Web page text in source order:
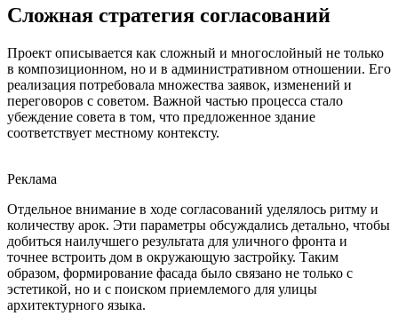
Сложная стратегия согласований
Проект описывается как сложный и многослойный не только
в композиционном, но и в административном отношении. Его
реализация потребовала множества заявок, изменений и
переговоров с советом. Важной частью процесса стало
убеждение совета в том, что предложенное здание
соответствует местному контексту.
Реклама
Отдельное внимание в ходе согласований уделялось ритму и
количеству арок. Эти параметры обсуждались детально, чтобы
добиться наилучшего результата для уличного фронта и
точнее встроить дом в окружающую застройку. Таким
образом, формирование фасада было связано не только с
эстетикой, но и с поиском приемлемого для улицы
архитектурного языка.